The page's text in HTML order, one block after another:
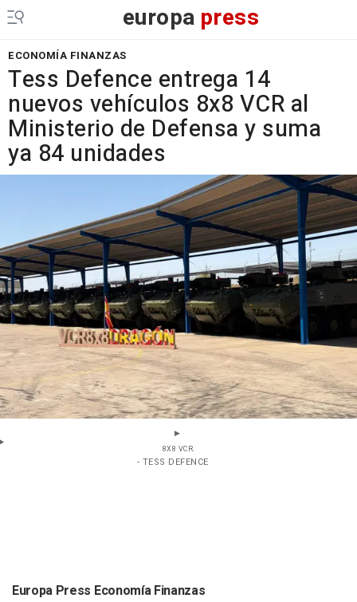
europa press
ECONOMÍA FINANZAS
Tess Defence entrega 14
nuevos vehículos 8x8 VCR al
Ministerio de Defensa y suma
ya 84 unidades
8X8 VCR.
- TESS DEFENCE
Europa Press Economía Finanzas